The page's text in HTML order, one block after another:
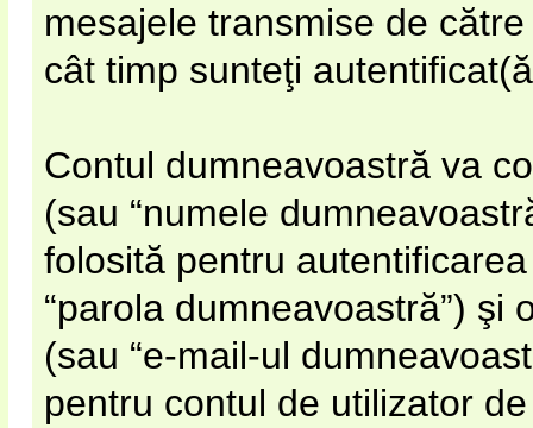
mesajele transmise de
cât timp sunteţi
Contul dumneavoastră va
(sau “numele
folosită pentru
“parola dumneavoastră”)
(sau “e-mail-ul
pentru contul de utilizator